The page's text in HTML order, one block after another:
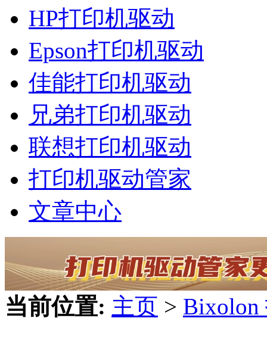
HP打印机驱动
Epson打印机驱动
佳能打印机驱动
兄弟打印机驱动
联想打印机驱动
打印机驱动管家
文章中心
当前位置: 主页 > Bixolon